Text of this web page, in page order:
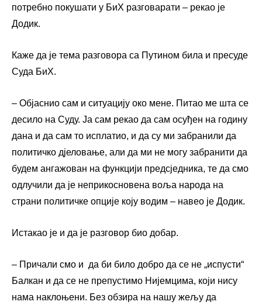
потребно покушати у БиХ разговарати – рекао је
Додик.
Каже да је тема разговора са Путином била и пресуде
Суда БиХ.
– Објаснио сам и ситуацију око мене. Питао ме шта се
десило на Суду. Ја сам рекао да сам осуђен на годину
дана и да сам то исплатио, и да су ми забранили да
политичко дјеловање, али да ми не могу забранити да
будем ангажован на функцији предсједника, те да смо
одлучили да је неприкосновена воља народа на
страни политичке опције коју водим – навео је Додик.
Истакао је и да је разговор био добар.
– Причали смо и да би било добро да се не „испусти“
Балкан и да се не препустимо Нијемцима, који нису
нама наклоњени. Без обзира на нашу жељу да